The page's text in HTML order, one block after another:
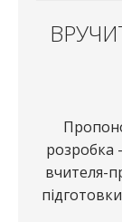
розробка
вчителя-